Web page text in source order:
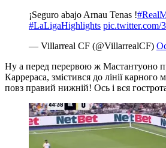
¡Seguro abajo Arnau Tenas !
#LaLigaHighlights pic.twitter.com/
— Villarreal CF (@VillarrealCF)
Ну а перед перервою ж Мастантуоно
Каррераса, змістився до лінії
повз правий нижній! Ось і вся